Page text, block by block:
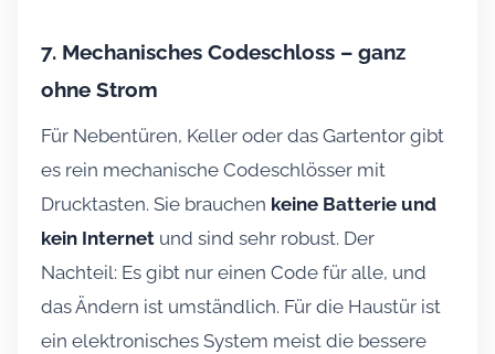
7. Mechanisches Codeschloss – ganz
ohne Strom
Für Nebentüren, Keller oder das Gartentor gibt
es rein mechanische Codeschlösser mit
Drucktasten. Sie brauchen keine Batterie und
kein Internetund sind sehr robust. Der
Nachteil: Es gibt nur einen Code für alle, und
das Ändern ist umständlich. Für die Haustür ist
ein elektronisches System meist die bessere